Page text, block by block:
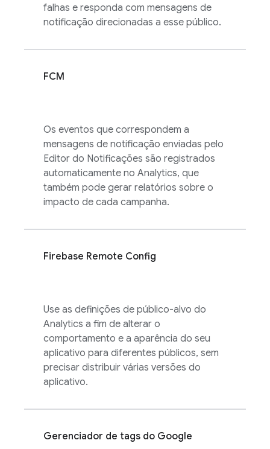
falhas e responda com mensagens de
notificação direcionadas a esse público.
FCM
Os eventos que correspondem a
mensagens de notificação enviadas pelo
Editor do Notificações são registrados
automaticamente no Analytics, que
também pode gerar relatórios sobre o
impacto de cada campanha.
Firebase Remote Config
Use as definições de público-alvo do
Analytics a fim de alterar o
comportamento e a aparência do seu
aplicativo para diferentes públicos, sem
precisar distribuir várias versões do
aplicativo.
Gerenciador de tags do Google